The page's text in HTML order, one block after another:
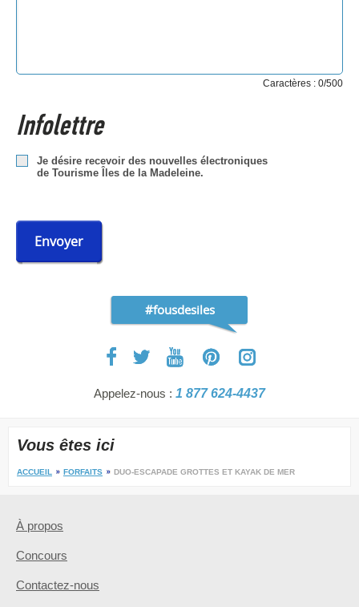
Caractères : 0/500
Infolettre
Je désire recevoir des nouvelles électroniques
de Tourisme Îles de la Madeleine.
Envoyer
#fousdesiles
Appelez-nous : 1 877 624-4437
Vous êtes ici
ACCUEIL FORFAITS DUO-ESCAPADE GROTTES ET KAYAK DE MER
À propos
Concours
Contactez-nous